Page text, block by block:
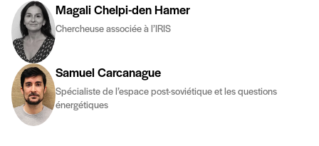
Magali Chelpi-den Hamer
Chercheuse associée à l’IRIS
Samuel Carcanague
Spécialiste de l’espace post-soviétique et les questions
énergétiques